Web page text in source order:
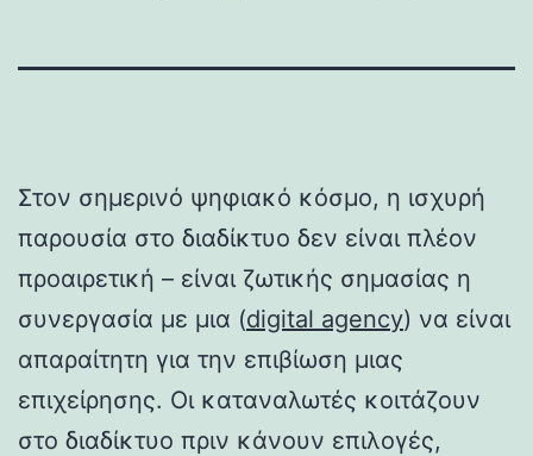
Στον σημερινό ψηφιακό κόσμο, η ισχυρή
παρουσία στο διαδίκτυο δεν είναι πλέον
προαιρετική – είναι ζωτικής σημασίας η
συνεργασία με μια (digital agency) να είναι
απαραίτητη για την επιβίωση μιας
επιχείρησης. Οι καταναλωτές κοιτάζουν
στο διαδίκτυο πριν κάνουν επιλογές,